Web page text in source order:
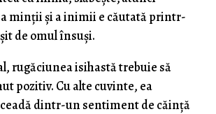
minţii şi a inimii e căutată printr-
de omul însuşi.
rugăciunea isihastă trebuie să
pozitiv. Cu alte cuvinte, ea
dintr-un sentiment de căinţă